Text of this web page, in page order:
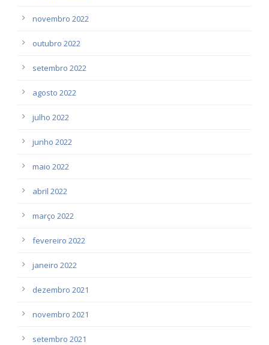
novembro 2022
outubro 2022
setembro 2022
agosto 2022
julho 2022
junho 2022
maio 2022
abril 2022
março 2022
fevereiro 2022
janeiro 2022
dezembro 2021
novembro 2021
setembro 2021